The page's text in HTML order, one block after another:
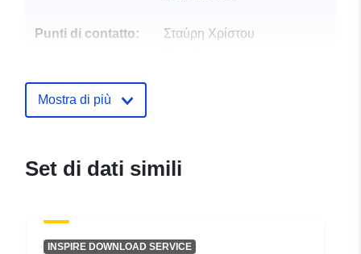
Punti di contatto:
Σταύρη Χρίστου
Registro del
Aggiornato su data.europa.eu:
08 August 2026
Identificatori:
2daf47d90499
Mostra di più
Set di dati simili
INSPIRE DOWNLOAD SERVICE